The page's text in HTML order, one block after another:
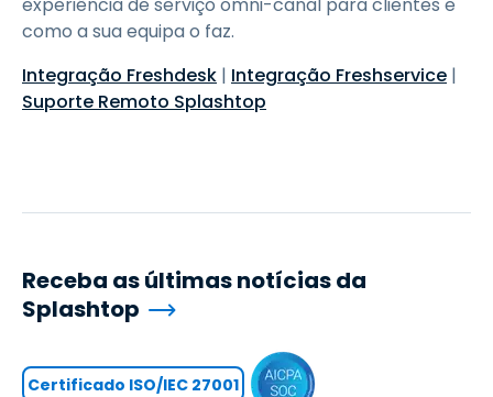
como a sua equipa o faz.
Integração Freshdesk | Integração Freshservice |
Suporte Remoto Splashtop
Receba as últimas notícias da
Splashtop
Certificado ISO/IEC 27001